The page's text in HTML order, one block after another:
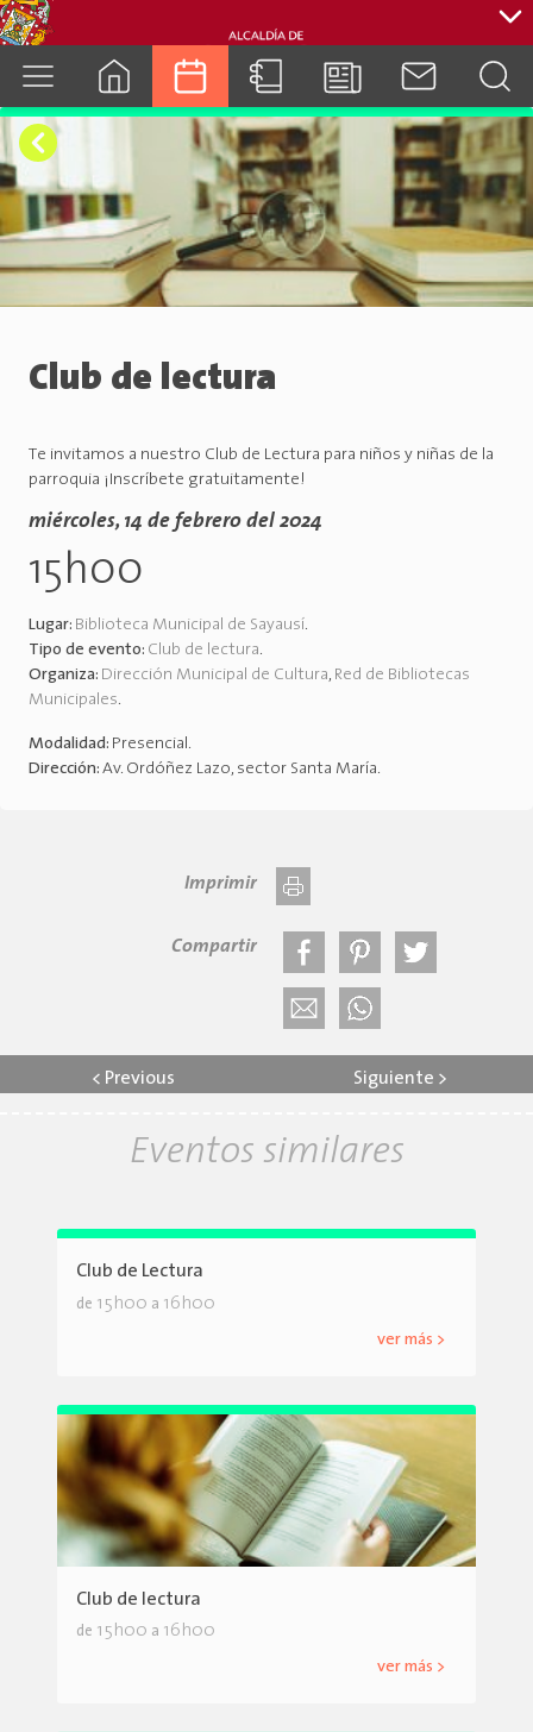
cuenca.gob.ec
Club de lectura
Te invitamos a nuestro Club de Lectura para niños y niñas de la
parroquia ¡Inscríbete gratuitamente!
miércoles, 14 de febrero del 2024
15h00
Lugar: Biblioteca Municipal de Sayausí.
Tipo de evento: Club de lectura.
Organiza: Dirección Municipal de Cultura, Red de Bibliotecas
Municipales.
Modalidad: Presencial.
Dirección: Av. Ordóñez Lazo, sector Santa María.
Imprimir
Compartir
< Previous Siguiente >
Eventos similares
Club de Lectura
de 15h00 a 16h00
ver más >
Club de lectura
de 15h00 a 16h00
ver más >